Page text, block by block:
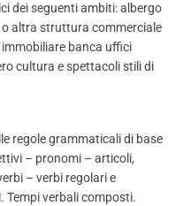
dei seguenti ambiti: albergo
altra struttura commerciale
banca uffici
cultura e spettacoli stili di
regole grammaticali di base
– pronomi – articoli,
– verbi regolari e
Tempi verbali composti.